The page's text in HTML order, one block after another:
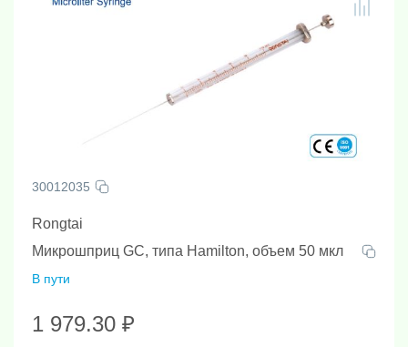
30012035
Rongtai
Микрошприц GC, типа Hamilton, объем 50 мкл
В пути
1 979.30 ₽